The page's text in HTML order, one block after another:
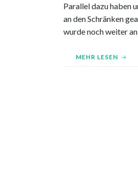
Parallel dazu haben
an den Schränken
wurde noch weiter
MEHR LESEN